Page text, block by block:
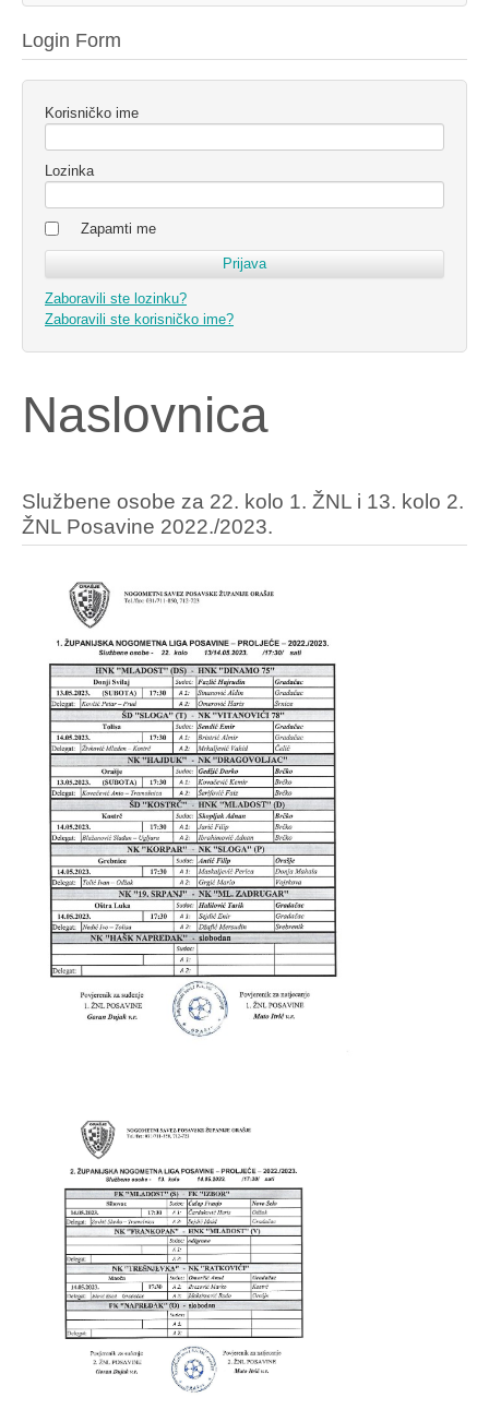
Login Form
Korisničko ime
Lozinka
Zapamti me
Zaboravili ste lozinku?
Zaboravili ste korisničko ime?
Naslovnica
Službene osobe za 22. kolo 1. ŽNL i 13. kolo 2.
ŽNL Posavine 2022./2023.